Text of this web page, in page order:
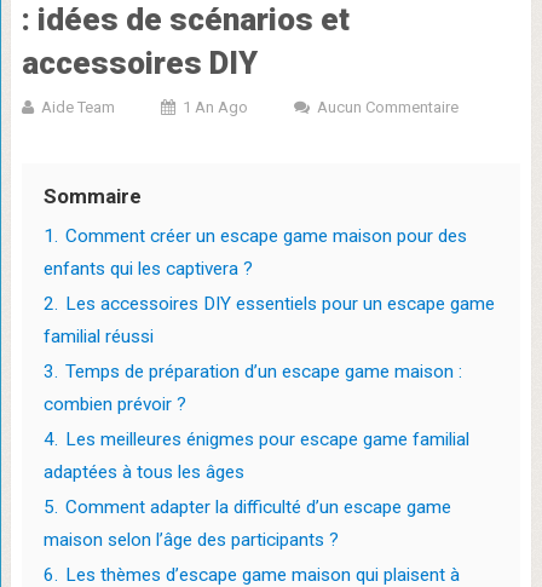
: idées de scénarios et
accessoires DIY
Aide Team 1 An Ago Aucun Commentaire
Sommaire
1. Comment créer un escape game maison pour des
enfants qui les captivera ?
2. Les accessoires DIY essentiels pour un escape game
familial réussi
3. Temps de préparation d’un escape game maison :
combien prévoir ?
4. Les meilleures énigmes pour escape game familial
adaptées à tous les âges
5. Comment adapter la difficulté d’un escape game
maison selon l’âge des participants ?
6. Les thèmes d’escape game maison qui plaisent à